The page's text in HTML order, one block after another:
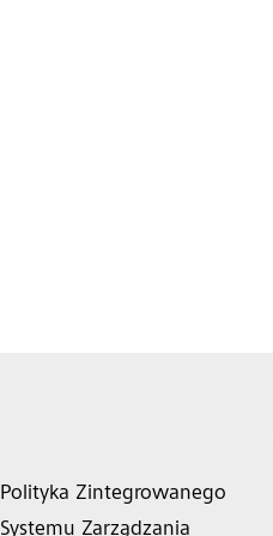
Polityka Zintegrowanego
Systemu Zarządzania